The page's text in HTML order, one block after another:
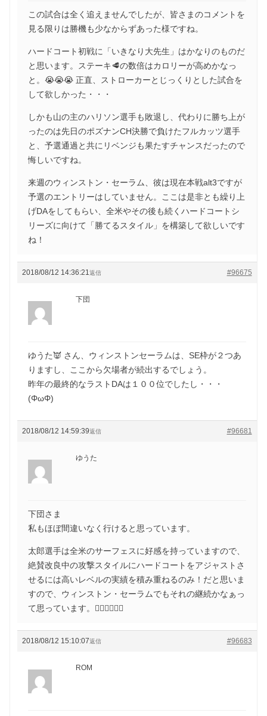
この試合は全く追えませんでしたが、皆さまのコメントを
見る限りは勝機も少なからずあった様ですね。
ハードコート初戦に「いきなり大先生」はかなりのものだ
と思います。ステーキ🥩の数倍はカロリーが高めかなっ
と。😭😭😭 正直、ストローカーとじっくりとした試合を
して欲しかった・・・
しかも山の主のハリソン選手も敗退し、代わりに勝ち上が
ったのは先日のポズナンCH決勝で負けたフルカッツ選手
と、予選通過と共にリベンジも果たすチャンスだったので
悔しいですね。
来週のウィンストン・セーラム、彼は現在本戦alt3ですが
予選のエントリーはしていません。ここは是非とも繰り上
げDAをしてもらい、全米やその後も続くハードコートシ
リーズに向けて「勝てるスタイル」を構築して欲しいです
ね！
2018/08/12 14:36:21 #96675
返信
下団
ゆうた👿 さん、ウィンストンセーラムは、SE枠が２つあ
りますし、ここから欠場者が続出するでしょう。
昨年の最終的なラストDAは１００位でしたし・・・
(ΦωΦ)
2018/08/12 14:59:39 #96681
返信
ゆうた
下団さま
私もほぼ間違いなく行けると思っています。
太郎選手は全米のサーフェスに好感を持っていますので、
絶賛改良中の攻撃スタイルにハードコートをアジャストさ
せるには高いレベルの実績を積み重ねるのみ！だと思いま
すので、ウィンストン・セーラムでもそれの継続かなぁっ
て思っています。🙇‍♂️🙇‍♂️🙇‍♂️
2018/08/12 15:10:07 #96683
返信
ROM